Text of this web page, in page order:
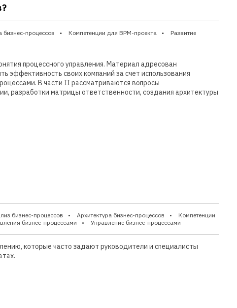
бизнес-процессов Компетенции для BPM-проекта
Развитие
процессного управления. Материал адресован
эффективность своих компаний за счет использования
В части II рассматриваются вопросы
разработки матрицы ответственности, создания архитектуры
бизнес-процессов Архитектура бизнес-процессов
Компетенции
бизнес-процессами Управление бизнес-процессами
которые часто задают руководители и специалисты